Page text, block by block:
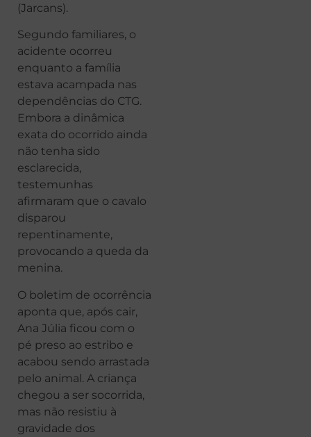
(Jarcans).
Segundo familiares, o
acidente ocorreu
enquanto a família
estava acampada nas
dependências do CTG.
Embora a dinâmica
exata do ocorrido ainda
não tenha sido
esclarecida,
testemunhas
afirmaram que o cavalo
disparou
repentinamente,
provocando a queda da
menina.
O boletim de ocorrência
aponta que, após cair,
Ana Júlia ficou com o
pé preso ao estribo e
acabou sendo arrastada
pelo animal. A criança
chegou a ser socorrida,
mas não resistiu à
gravidade dos